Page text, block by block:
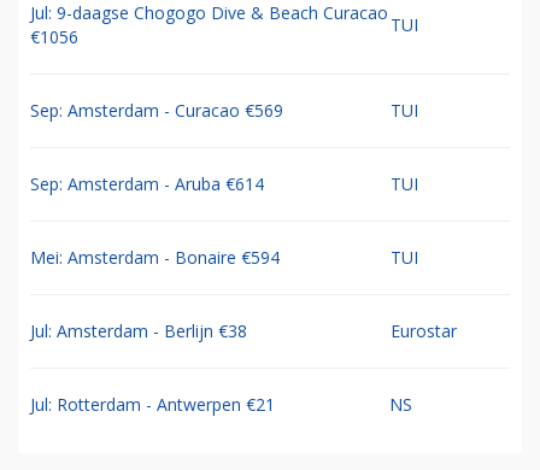
Jul: 9-daagse Chogogo Dive & Beach Curacao
€1056
TUI
Sep: Amsterdam - Curacao €569 TUI
Sep: Amsterdam - Aruba €614 TUI
Mei: Amsterdam - Bonaire €594 TUI
Jul: Amsterdam - Berlijn €38 Eurostar
Jul: Rotterdam - Antwerpen €21 NS